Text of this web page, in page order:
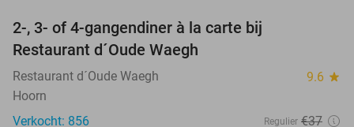
2-, 3- of 4-gangendiner à la carte bij
Restaurant d´Oude Waegh
Restaurant d´Oude Waegh 9.6 star
Hoorn
Verkocht: 856
Regulier €37